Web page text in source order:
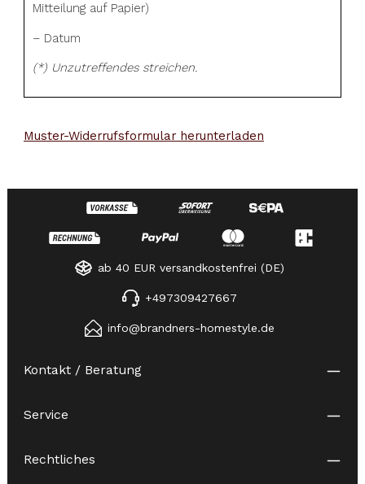
Mitteilung auf Papier)
– Datum
(*) Unzutreffendes streichen.
Muster-Widerrufsformular herunterladen
ab 40 EUR versandkostenfrei (DE)
+497309427667
info@brandners-homestyle.de
Kontakt / Beratung
Service
Rechtliches